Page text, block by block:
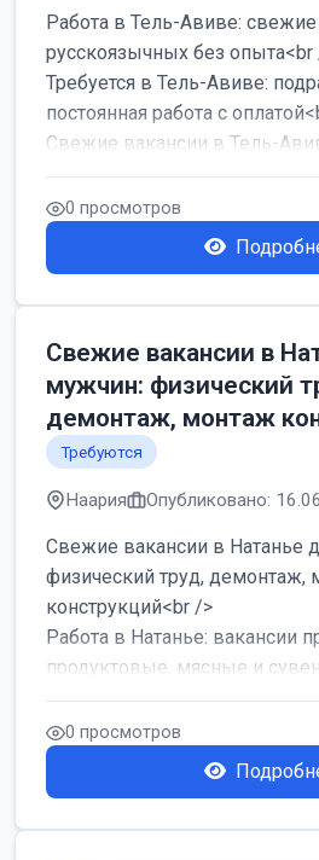
Работа в Тель-Авиве:
русскоязычных без опыта<br
Требуется в Тель-Авиве:
постоянная работа с
Свежие вакансии в Тель-
женщин от хозя...
0 просмотров
Свежие вакансии в
мужчин: физический
демонтаж, монтаж
Требуются
Наария Опубликовано:
Свежие вакансии в Натанье
физический труд, демонтаж,
конструкций<br />
Работа в Натанье: вакансии
продуктовые, мясные и
Разнорабочий на сборку м...
0 просмотров